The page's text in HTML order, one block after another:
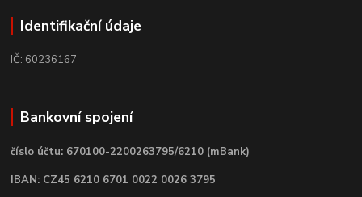
Identifikační údaje
IČ: 60236167
Bankovní spojení
číslo účtu: 670100-2200263795/6210 (mBank)
IBAN: CZ45 6210 6701 0022 0026 3795